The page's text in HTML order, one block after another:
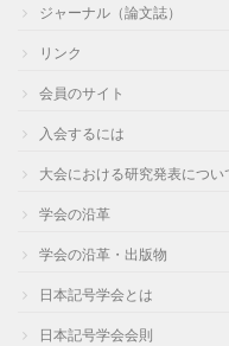
ジャーナル（論文誌）
リンク
会員のサイト
入会するには
大会における研究発表につい
学会の沿革
学会の沿革・出版物
日本記号学会とは
日本記号学会会則